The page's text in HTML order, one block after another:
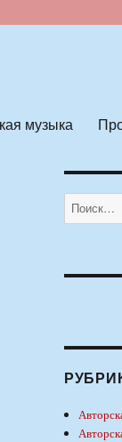
музыка
Искать: